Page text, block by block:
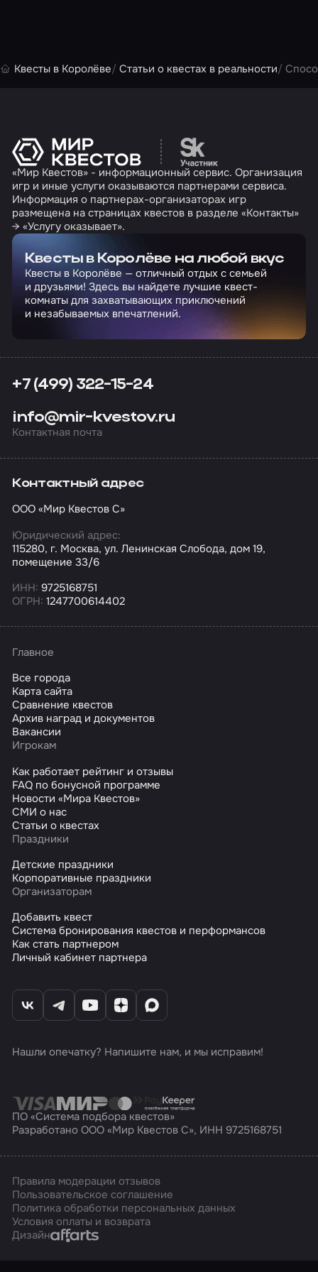
Квесты в Королёве Статьи о квестах в реальности
Перейти на сайт
«Мир Квестов» - информационный сервис. Организация
игр и иные услуги оказываются партнерами сервиса.
Информация о партнерах-организаторах игр
размещена на страницах квестов в разделе «Контакты»
→ «Услугу оказывает».
Квесты в Королёве на любой вкус
Квесты в Королёве — отличный отдых с семьей
и друзьями! Здесь вы найдете лучшие квест-
комнаты для захватывающих приключений
и незабываемых впечатлений.
+7 (499) 322-15-24
info@mir-kvestov.ru
Контактная почта
Контактный адрес
ООО «Мир Квестов С»
Юридический адрес:
115280, г. Москва, ул. Ленинская Слобода, дом 19,
помещение 33/6
ИНН: 9725168751
ОГРН: 1247700614402
Главное
Все города
Карта сайта
Сравнение квестов
Архив наград и документов
Вакансии
Игрокам
Как работает рейтинг и отзывы
FAQ по бонусной программе
Новости «Мира Квестов»
СМИ о нас
Статьи о квестах
Праздники
Детские праздники
Корпоративные праздники
Организаторам
Добавить квест
Система бронирования квестов и перформансов
Как стать партнером
Личный кабинет партнера
Нашли опечатку? Напишите нам, и мы исправим!
ПО «Система подбора квестов»
Разработано ООО «Мир Квестов С», ИНН 9725168751
Правила модерации отзывов
Пользовательское соглашение
Политика обработки персональных данных
Условия оплаты и возврата
ДизайнAffarts